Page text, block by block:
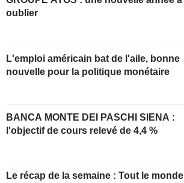
oublier
L'emploi américain bat de l'aile, bonne
nouvelle pour la politique monétaire
BANCA MONTE DEI PASCHI SIENA :
l'objectif de cours relevé de 4,4 %
Le récap de la semaine : Tout le monde